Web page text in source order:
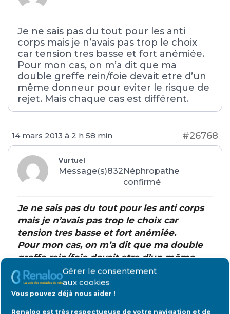
Gérer le consentement
aux cookies
Vous pouvez déjà nous aider !
Renaloo est très respectueuse de votre navigation et de
Je ne sais pas du tout pour les anti
corps mais je n’avais pas trop le choix
car tension tres basse et fort anémiée.
Pour mon cas, on m’a dit que ma
double greffe rein/foie devait etre d’un
même donneur pour eviter le risque de
rejet. Mais chaque cas est différent.
14 mars 2013 à 2 h 58 min #26768
Vurtuel
Message(s)832Néphropathe
confirmé
Je ne sais pas du tout pour les anti corps
mais je n’avais pas trop le choix car
tension tres basse et fort anémiée.
Pour mon cas, on m’a dit que ma double
greffe rein/foie devait etre d’un même
donneur pour eviter le risque de rejet.
Mais chaque cas est différent.